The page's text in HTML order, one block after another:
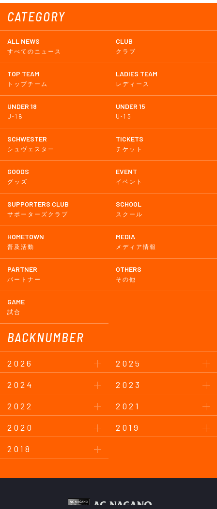
CATEGORY
ALL NEWS
すべてのニュース
CLUB
クラブ
TOP TEAM
トップチーム
LADIES TEAM
レディース
UNDER 18
U-18
UNDER 15
U-15
SCHWESTER
シュヴェスター
TICKETS
チケット
GOODS
グッズ
EVENT
イベント
SUPPORTERS CLUB
サポーターズクラブ
SCHOOL
スクール
HOMETOWN
普及活動
MEDIA
メディア情報
PARTNER
パートナー
OTHERS
その他
GAME
試合
BACKNUMBER
2026
2025
2024
2023
2022
2021
2020
2019
2018